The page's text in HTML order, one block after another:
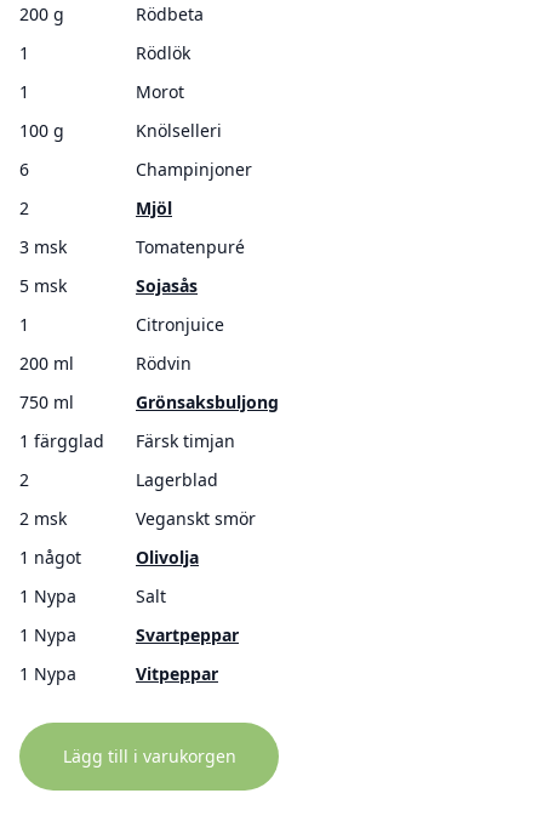
200 g
Rödbeta
1
Rödlök
1
Morot
100 g
Knölselleri
6
Champinjoner
2
Mjöl
3 msk
Tomatenpuré
5 msk
Sojasås
1
Citronjuice
200 ml
Rödvin
750 ml
Grönsaksbuljong
1 färgglad
Färsk timjan
2
Lagerblad
2 msk
Veganskt smör
1 något
Olivolja
1 Nypa
Salt
1 Nypa
Svartpeppar
1 Nypa
Vitpeppar
Lägg till i varukorgen